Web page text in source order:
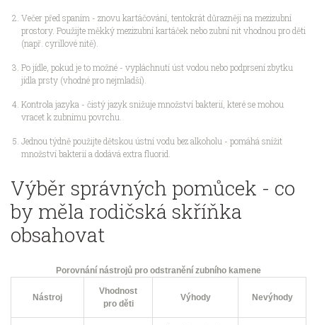
Večer před spaním - znovu kartáčování, tentokrát důrazněji na mezizubní
prostory. Použijte měkký mezizubní kartáček nebo zubní nit vhodnou pro děti
(např. cyrillové nitě).
Po jídle, pokud je to možné - vypláchnutí úst vodou nebo podprsení zbytku
jídla prsty (vhodné pro nejmladší).
Kontrola jazyka - čistý jazyk snižuje množství bakterií, které se mohou
vracet k zubnímu povrchu.
Jednou týdně použijte dětskou ústní vodu bez alkoholu - pomáhá snížit
množství bakterií a dodává extra fluorid.
Výběr správných pomůcek - co
by měla rodičská skříňka
obsahovat
Porovnání nástrojů pro odstranění zubního kamene
Nástroj
Vhodnost
pro děti
Výhody Nevýhody